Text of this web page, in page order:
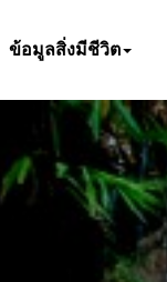
ข้อมูลสิ่งมีชีวิต